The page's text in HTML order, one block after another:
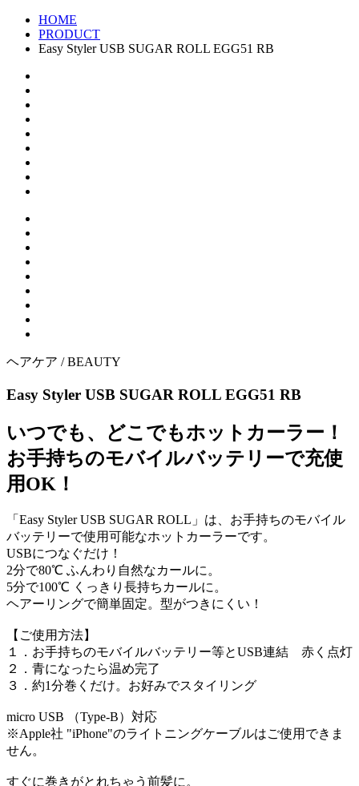
HOME
PRODUCT
Easy Styler USB SUGAR ROLL EGG51 RB
ヘアケア /BEAUTY
Easy Styler USB SUGAR ROLL EGG51 RB
いつでも、どこでもホットカーラー！
お手持ちのモバイルバッテリーで充使
用OK！
「Easy Styler USB SUGAR ROLL」は、お手持ちのモバイル
バッテリーで使用可能なホットカーラーです。
USBにつなぐだけ！
2分で80℃ ふんわり自然なカールに。
5分で100℃ くっきり長持ちカールに。
ヘアーリングで簡単固定。型がつきにくい！
【ご使用方法】
１．お手持ちのモバイルバッテリー等とUSB連結 赤く点灯
２．青になったら温め完了
３．約1分巻くだけ。お好みでスタイリング
micro USB （Type-B）対応
※Apple社 "iPhone"のライトニングケーブルはご使用できま
せん。
すぐに巻きがとれちゃう前髪に。